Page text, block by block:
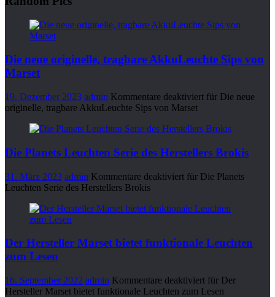
Die neue originelle, tragbare AkkuLeuchte Sips von
Marset
19. Dezember 2023 admin Kommentare deaktiviert für Die neue
originelle, tragbare AkkuLeuchte Sips von Marset
Die Planets Leuchten Serie des Herstellers Brokis
31. März 2023 admin Kommentare deaktiviert für Die Planets
Leuchten Serie des Herstellers Brokis
Der Hersteller Marset bietet funktionale Leuchten
zum Lesen
16. September 2022 admin Kommentare deaktiviert für Der
Hersteller Marset bietet funktionale Leuchten zum Lesen